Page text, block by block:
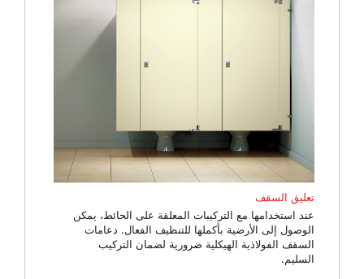
تعليق السقف
عند استخدامها مع التركيبات المعلقة على الحائط، يمكن
الوصول إلى الأرضية بأكملها للتنظيف الفعال. دعامات
السقف الفولاذية الهيكلية ضرورية لضمان التركيب
السليم.